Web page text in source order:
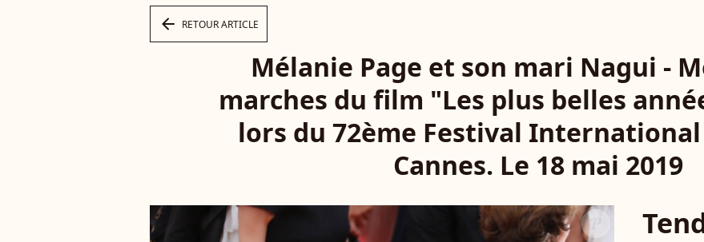
arrow_left RETOUR ARTICLE
Mélanie Page et son mari Nagui -
marches du film "Les plus belles
lors du 72ème Festival
Cannes. Le 18 mai 2019